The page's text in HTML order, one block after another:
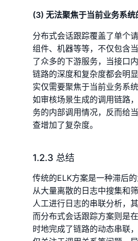
(3) 无法聚焦于当前业务系统
分布式会话跟踪覆盖了单个
组件、机器等等，不仅包含
了众多的下游服务，当接口
链路的深度和复杂度都会明
实仅需要聚焦于当前业务系
如审核场景生成的调用链路
务的内部调用情况，反而给
查增加了复杂度。
1.2.3 总结
传统的ELK方案是一种滞后
从大量离散的日志中搜集和
人工进行日志的串联分析，
而分布式会话跟踪方案则是
时地完成了链路的动态串联